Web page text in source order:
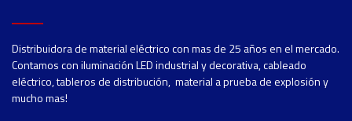
Distribuidora de material eléctrico con mas de 25 años en el mercado.
Contamos con iluminación LED industrial y decorativa, cableado
eléctrico, tableros de distribución, material a prueba de explosión y
mucho mas!